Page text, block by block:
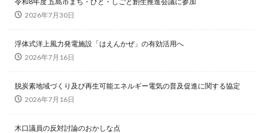
2026年7月30日
浮体式洋上風力発電施設「はえんかぜ」の有効活用へ
2026年7月16日
脱炭素地域づくり及び再生可能エネルギー電気の普及促進に関する協定
2026年7月16日
木口議員の反対討論のおかしな点